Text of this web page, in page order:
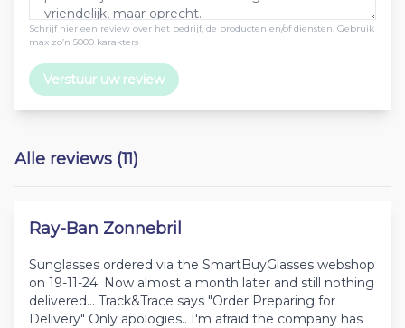
Schrijf hier een review over het bedrijf, de producten en/of diensten. Gebruik
max zo’n 5000 karakters
Verstuur uw review
Alle reviews (11)
Ray-Ban Zonnebril
Sunglasses ordered via the SmartBuyGlasses webshop
on 19-11-24. Now almost a month later and still nothing
delivered... Track&Trace says "Order Preparing for
Delivery" Only apologies.. I'm afraid the company has